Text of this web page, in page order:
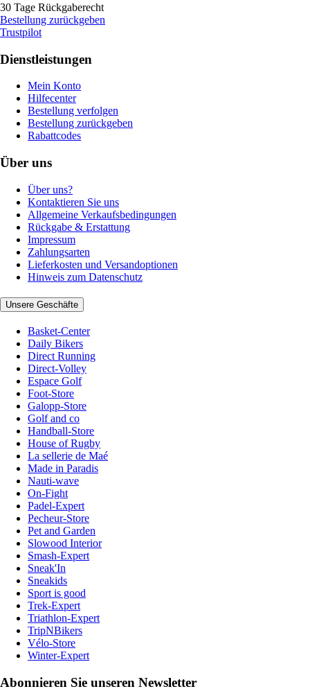
30 Tage Rückgaberecht
Bestellung zurückgeben
Trustpilot
Dienstleistungen
Mein Konto
Hilfecenter
Bestellung verfolgen
Bestellung zurückgeben
Rabattcodes
Über uns
Über uns?
Kontaktieren Sie uns
Allgemeine Verkaufsbedingungen
Rückgabe & Erstattung
Impressum
Zahlungsarten
Lieferkosten und Versandoptionen
Hinweis zum Datenschutz
Unsere Geschäfte
Basket-Center
Daily Bikers
Direct Running
Direct-Volley
Espace Golf
Foot-Store
Galopp-Store
Golf and co
Handball-Store
House of Rugby
La sellerie de Maé
Made in Paradis
Nauti-wave
On-Fight
Padel-Expert
Pecheur-Store
Pet and Garden
Slowood Interior
Smash-Expert
Sneak'In
Sneakids
Sport is good
Trek-Expert
Triathlon-Expert
TripNBikers
Vélo-Store
Winter-Expert
Abonnieren Sie unseren Newsletter